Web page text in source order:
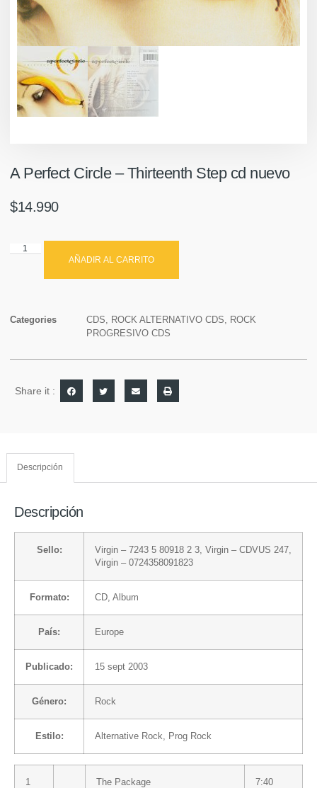
A Perfect Circle – Thirteenth Step cd nuevo
$14.990
AÑADIR AL CARRITO
Categories CDS ROCK ALTERNATIVO CDS
ROCK
PROGRESIVO CDS
Share it :
Descripción
Descripción
Sello: Virgin – 7243 5 80918 2 3, Virgin – CDVUS 247,
Virgin – 0724358091823
Formato: CD, Album
País: Europe
Publicado: 15 sept 2003
Género: Rock
Estilo: Alternative Rock, Prog Rock
1 The Package 7:40